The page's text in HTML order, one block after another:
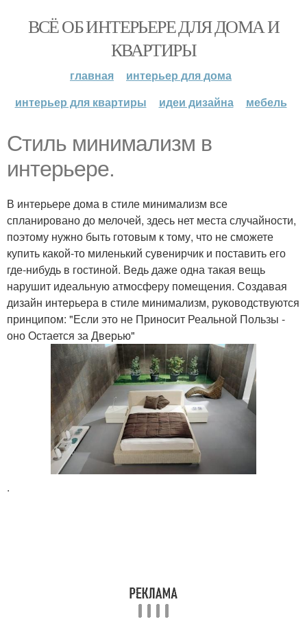
ВСЁ ОБ ИНТЕРЬЕРЕ ДЛЯ ДОМА И
КВАРТИРЫ
главная
интерьер для дома
интерьер для квартиры
идеи дизайна мебель
Стиль минимализм в
интерьере.
В интерьере дома в стиле минимализм все
спланировано до мелочей, здесь нет места случайности,
поэтому нужно быть готовым к тому, что не сможете
купить какой-то миленький сувенирчик и поставить его
где-нибудь в гостиной. Ведь даже одна такая вещь
нарушит идеальную атмосферу помещения. Создавая
дизайн интерьера в стиле минимализм, руководствуются
принципом: "Если это не Приносит Реальной Пользы -
оно Остается за Дверью"
.